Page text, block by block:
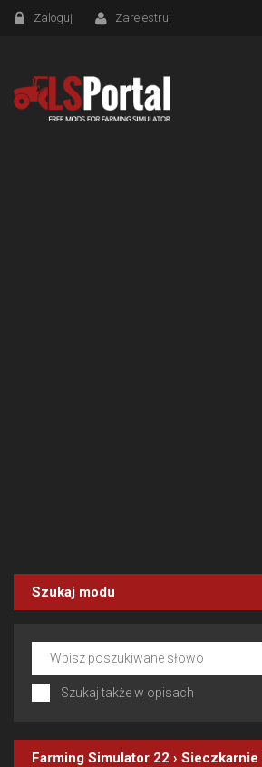
Zaloguj Zarejestruj
Szukaj modu
Szukaj także w opisach
Farming Simulator 22 › Sieczkarnie